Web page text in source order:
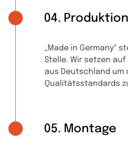
04. Produktion
„Made in Germany“
Stelle. Wir setzen
aus Deutschland um
Qualitätsstandards
05. Montage